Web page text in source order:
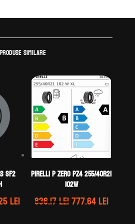
Produse similare
SF2
leiPrețul
Pirelli P ZERO PZ4 255/40R21
102W
836.17leiPrețul
777.64leiPrețul